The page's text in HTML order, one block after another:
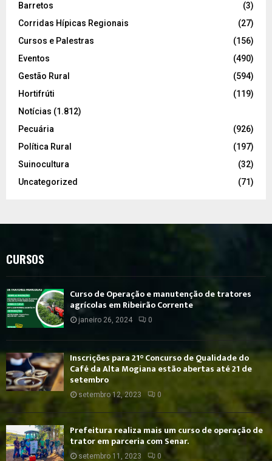
Barretos
(3)
Corridas Hípicas Regionais
(27)
Cursos e Palestras
(156)
Eventos
(490)
Gestão Rural
(594)
Hortifrúti
(119)
Notícias (1.812)
Pecuária
(926)
Política Rural
(197)
Suinocultura
(32)
Uncategorized
(71)
CURSOS
Curso de Operação e manutenção de tratores
agrícolas em Ribeirão Corrente
janeiro 26, 2024 0
Inscrições para 21° Concurso de Qualidade do
Café da Alta Mogiana estão abertas até 21 de
setembro
setembro 12, 2023 0
Prefeitura realiza mais um curso de operação de
trator em parceria com Senar.
setembro 11, 2023 0